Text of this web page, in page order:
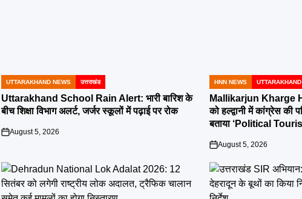
POSTED
IN
UTTARAKHAND NEWS उत्तराखंड
Uttarakhand School Rain Alert: भारी बारिश के
बीच शिक्षा विभाग अलर्ट, जर्जर स्कूलों में पढ़ाई पर रोक
on
August 5, 2026
POSTED
IN
HNN NEWS
Mallikarjun Kharge
को हल्द्वानी में कांग्रेस की
बताया ‘Political
on
August 5, 2026